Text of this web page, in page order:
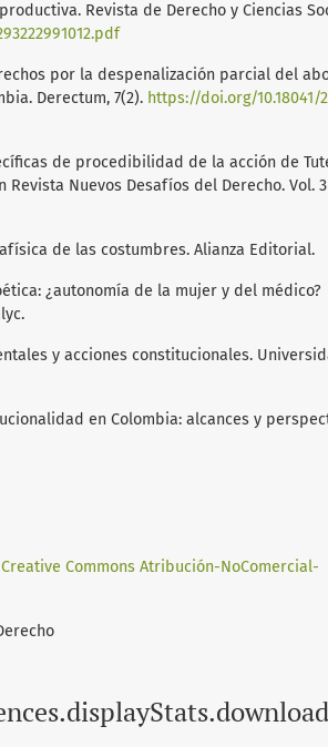
Revista de Derecho y Ciencias
por la despenalización parcial del
Derectum, 7(2). https://doi.org/10.18041/
de procedibilidad de la acción de
Nuevos Desafíos del Derecho. Vol.
de las costumbres. Alianza Editorial.
¿autonomía de la mujer y del médico?
y acciones constitucionales.
en Colombia: alcances y
Creative Commons Atribución-NoComercial-